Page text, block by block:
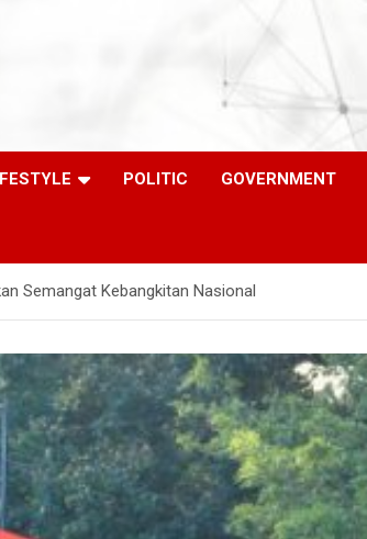
POLITIC GOVERNMENT
Semangat Kebangkitan Nasional